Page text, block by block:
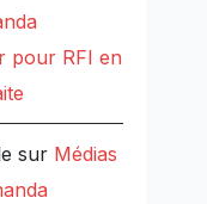
pour RFI en
sur Médias